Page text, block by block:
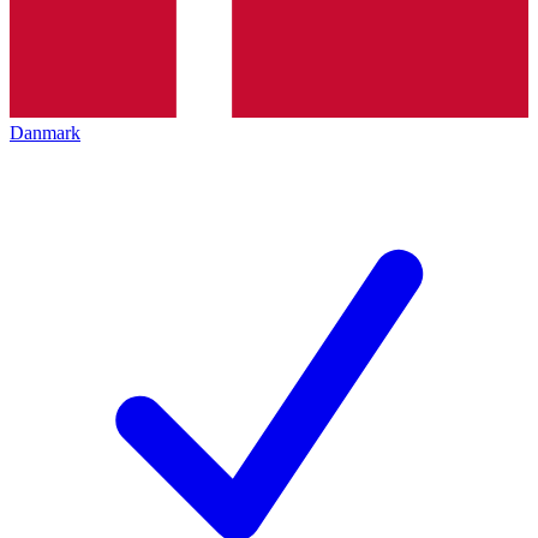
Danmark